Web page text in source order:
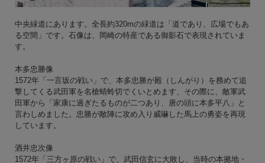
中央緑道にあります。全長約320mの緑道は「道であり、広場でもあ
る空間」です。石像は、岡崎の特産である御影石で表現されていま
す。
本多忠勝像
1572年「一言坂の戦い」で、本多忠勝が殿（しんがり）を務めて追
撃してくる武田軍を名槍蜻蛉切でくいとめます、その際に、敵軍武
田軍から「家康に過ぎたるものが二つあり、唐の頭に本多平八」と
言わしめました。忠勝が敵陣に攻め入り威嚇した馬上の勇姿を再現
しています。
酒井忠次像
1572年「三方ヶ原の戦い」で、武田信玄に大敗し、当時の本拠地・